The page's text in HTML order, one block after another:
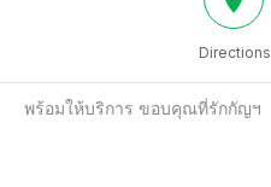
Directions
พร้อมให้บริการ ขอบคุณที่รักกัญฯ